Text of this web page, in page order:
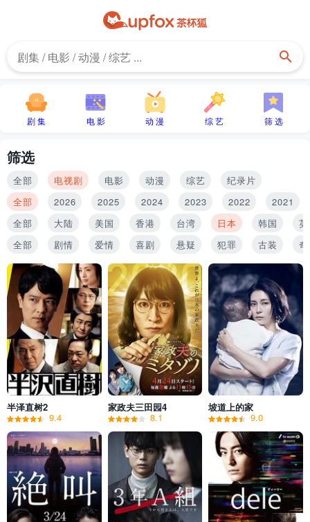
剧 集 电 影 动 漫 综 艺 筛 选
筛选
全部 电视剧 电影 动漫 综艺
纪录片
全部
2026 2025 2024 2023 2022
2021
全部
大陆 美国 香港 台湾 日本 韩国
全部
剧情 爱情 喜剧 悬疑 犯罪 古装
半泽直树2
9.4
家政夫三田园4
8.1
坡道上的家
9.0